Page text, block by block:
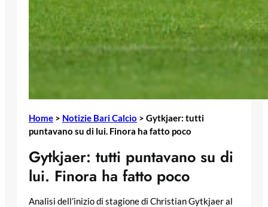
Home > Notizie Bari Calcio > Gytkjaer: tutti
puntavano su di lui. Finora ha fatto poco
Gytkjaer: tutti puntavano su di
lui. Finora ha fatto poco
Analisi dell’inizio di stagione di Christian Gytkjaer al